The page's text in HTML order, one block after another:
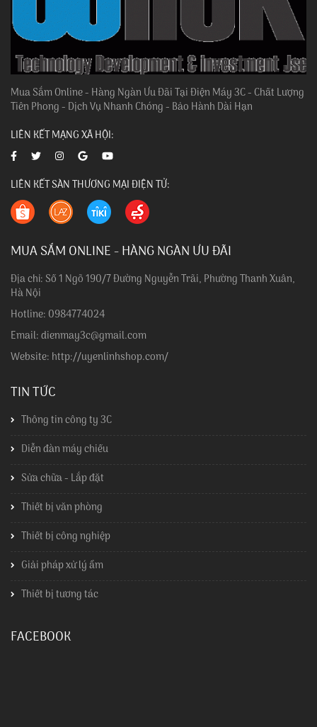
Mua Sắm Online - Hàng Ngàn Ưu Đãi Tại Điện Máy 3C - Chất Lượng
Tiên Phong - Dịch Vụ Nhanh Chóng - Bảo Hành Dài Hạn
LIÊN KẾT MẠNG XÃ HỘI:
LIÊN KẾT SÀN THƯƠNG MẠI ĐIỆN TỬ:
MUA SẮM ONLINE - HÀNG NGÀN ƯU ĐÃI
Địa chỉ: Số 1 Ngõ 190/7 Đường Nguyễn Trãi, Phường Thanh Xuân,
Hà Nội
Hotline: 0984774024
Email: dienmay3c@gmail.com
Website: http://uyenlinhshop.com/
TIN TỨC
Thông tin công ty 3C
Diễn đàn máy chiếu
Sửa chữa - Lắp đặt
Thiết bị văn phòng
Thiết bị công nghiệp
Giải pháp xử lý ẩm
Thiết bị tương tác
FACEBOOK